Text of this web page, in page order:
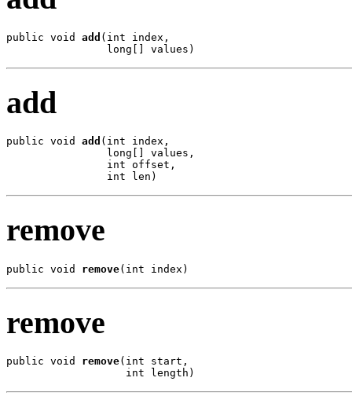
public void add (int index,
                long[] values)
add
public void add (int index,
                long[] values,
                int offset,
                int len)
remove
public void remove(int index)
remove
public void remove(int start,
                   int length)